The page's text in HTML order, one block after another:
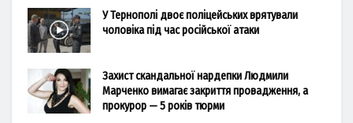
У Тернополі двоє поліцейських врятували
чоловіка під час російської атаки
Захист скандальної нардепки Людмили
Марченко вимагає закриття провадження, а
прокурор — 5 років тюрми